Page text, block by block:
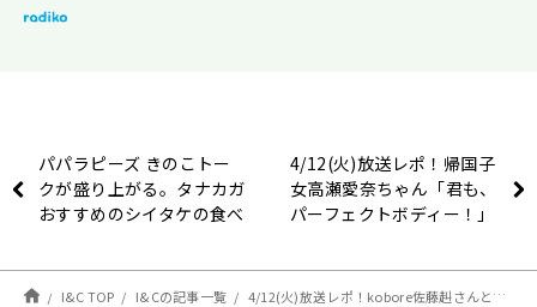
パパラピーズ きのこトー
クが盛り上がる。タナカガ
おすすめのシイタケの食べ
4/12(火)放送レポ！帰国子
女高瀬愛奈ちゃん「君も、
パーフェクトボディー！」
I&C TOP I&Cの記事一覧 4/12(火)放送レポ！kobore佐藤赳さんと田中そらさんとハチャメチャな放送！